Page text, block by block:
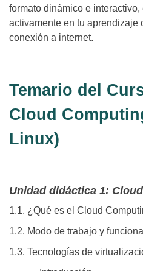
formato dinámico e
activamente en tu aprendizaje
conexión a internet.
Temario del
Cloud
Linux)
Unidad didáctica 1:
1.1. ¿Qué es el Cloud
1.2. Modo de trabajo y
1.3. Tecnologías de